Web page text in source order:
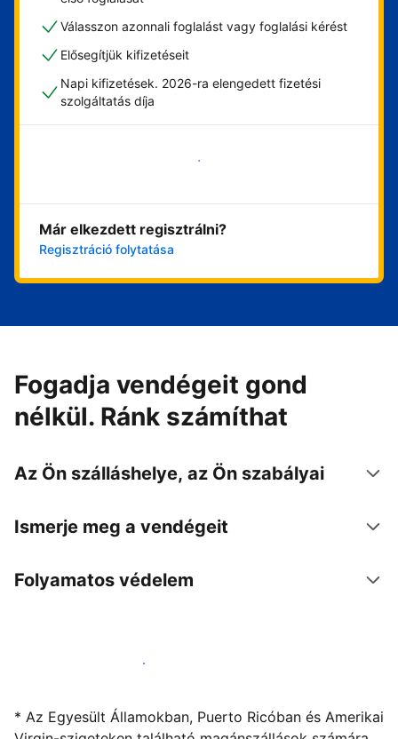
Válasszon azonnali foglalást vagy foglalási kérést
Elősegítjük kifizetéseit
Napi kifizetések. 2026-ra elengedett fizetési
szolgáltatás díja
Vágjon bele most
Már elkezdett regisztrálni?
Regisztráció folytatása
Fogadja vendégeit gond
nélkül. Ránk számíthat
Az Ön szálláshelye, az Ön szabályai
Ismerje meg a vendégeit
Folyamatos védelem
Kínáljon szállást a segítségünkkel
* Az Egyesült Államokban, Puerto Ricóban és Amerikai